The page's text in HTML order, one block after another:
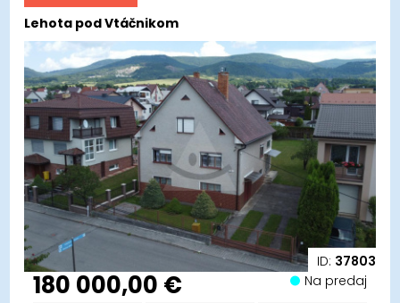
ID: 37803
Lehota pod Vtáčnikom
180 000,00 € Na predaj